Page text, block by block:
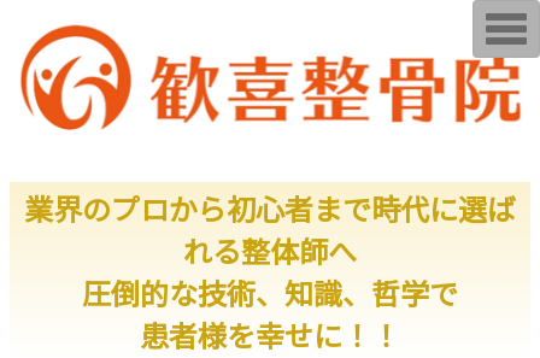
業界のプロから初心者まで時代に選ば
れる整体師へ
圧倒的な技術、知識、哲学で
患者様を幸せに！！
T
o
g
g
l
e
i
g
a